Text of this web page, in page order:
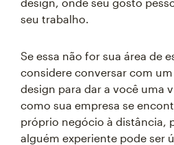
seu trabalho.
Se essa não for sua área de
considere conversar com
design para dar a você uma
como sua empresa se
próprio negócio à distância,
alguém experiente pode ser